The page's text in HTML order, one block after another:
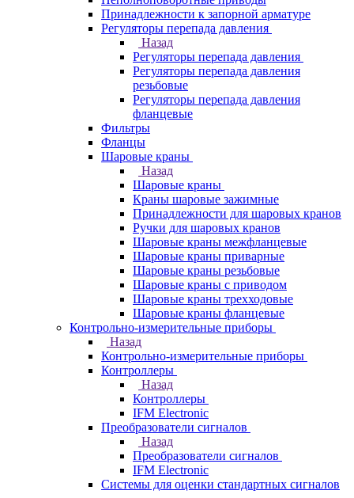
Принадлежности к запорной арматуре
Регуляторы перепада давления
Назад
Регуляторы перепада давления
Регуляторы перепада давления
резьбовые
Регуляторы перепада давления
фланцевые
Фильтры
Фланцы
Шаровые краны
Назад
Шаровые краны
Краны шаровые зажимные
Принадлежности для шаровых кранов
Ручки для шаровых кранов
Шаровые краны межфланцевые
Шаровые краны приварные
Шаровые краны резьбовые
Шаровые краны с приводом
Шаровые краны трехходовые
Шаровые краны фланцевые
Контрольно-измерительные приборы
Назад
Контрольно-измерительные приборы
Контроллеры
Назад
Контроллеры
IFM Electronic
Преобразователи сигналов
Назад
Преобразователи сигналов
IFM Electronic
Системы для оценки стандартных сигналов